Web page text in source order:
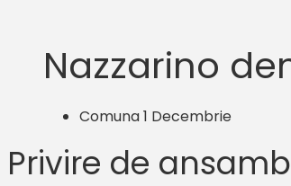
Nazzarino
Comuna 1 Decembrie
Privire de